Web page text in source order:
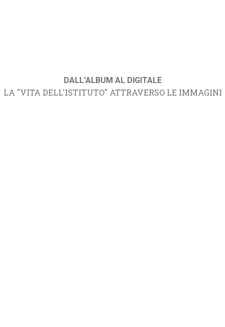
DALL'ALBUM AL DIGITALE
LA "VITA DELL'ISTITUTO" ATTRAVERSO LE IMMAGINI